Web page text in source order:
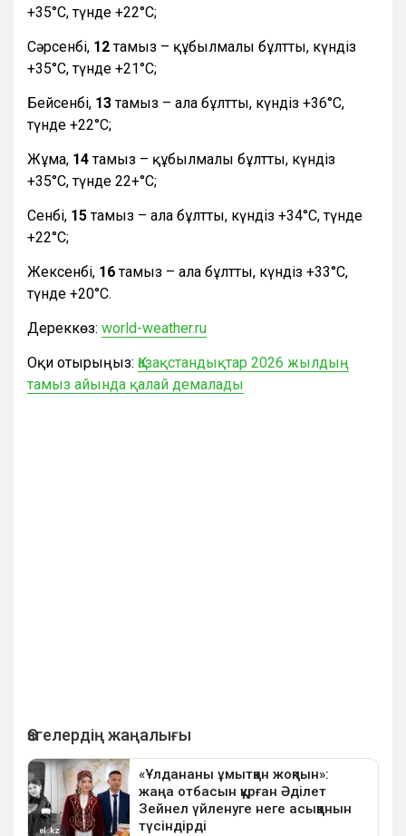
+35°С, түнде +22°С;
Сәрсенбі, 12тамыз – құбылмалы бұлтты, күндіз
+35°С, түнде +21°С;
Бейсенбі, 13тамыз – ала бұлтты, күндіз +36°С,
түнде +22°С;
Жұма, 14тамыз – құбылмалы бұлтты, күндіз
+35°С, түнде 22+°С;
Сенбі, 15тамыз – ала бұлтты, күндіз +34°С, түнде
+22°С;
Жексенбі, 16тамыз – ала бұлтты, күндіз +33°С,
түнде +20°С.
Дереккөз: world-weather.ru
Оқи отырыңыз: Қазақстандықтар 2026 жылдың
тамыз айында қалай демалады